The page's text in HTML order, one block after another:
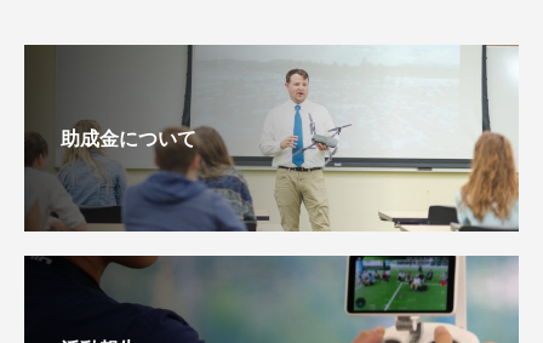
助成金について